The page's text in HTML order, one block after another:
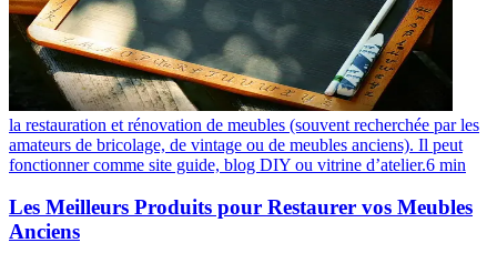
la restauration et rénovation de meubles (souvent recherchée par les
amateurs de bricolage, de vintage ou de meubles anciens). Il peut
fonctionner comme site guide, blog DIY ou vitrine d’atelier.6 min
Les Meilleurs Produits pour Restaurer vos Meubles
Anciens